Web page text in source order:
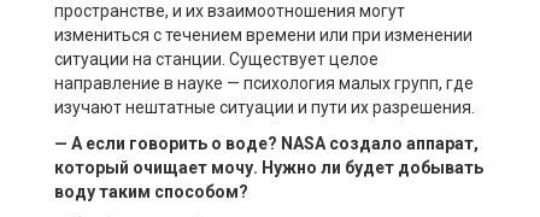
пространстве, и их взаимоотношения могут
измениться с течением времени или при изменении
ситуации на станции. Существует целое
направление в науке — психология малых групп, где
изучают нештатные ситуации и пути их разрешения.
— А если говорить о воде? NASA создало аппарат,
который очищает мочу. Нужно ли будет добывать
воду таким способом?